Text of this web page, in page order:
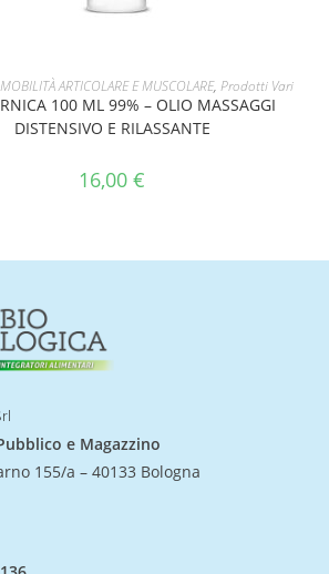
AGGIUNGI AL CARRELLO
MOBILITÀ ARTICOLARE E MUSCOLARE,Prodotti Vari
100 ML 99% – OLIO MASSAGGI
DISTENSIVO E RILASSANTE
16,00€
e Magazzino
155/a – 40133 Bologna